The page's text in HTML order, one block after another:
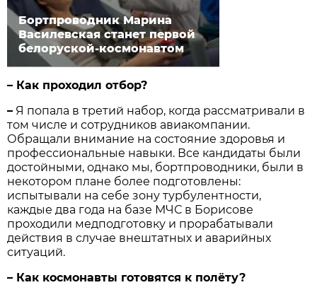
Бортпроводник Марина
Василевская станет первой
белоруской-космонавтом
– Как проходил отбор?
– Я попала в третий набор, когда рассматривали в
том числе и сотрудников авиакомпании.
Обращали внимание на состояние здоровья и
профессиональные навыки. Все кандидаты были
достойными, однако мы, бортпроводники, были в
некотором плане более подготовлены:
испытывали на себе зону турбулентности,
каждые два года на базе МЧС в Борисове
проходили медподготовку и прорабатывали
действия в случае внештатных и аварийных
ситуаций.
– Как космонавты готовятся к полёту?